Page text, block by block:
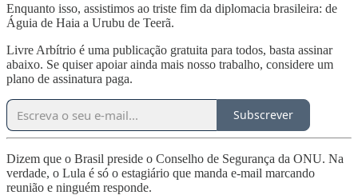
Enquanto isso, assistimos ao triste fim da diplomacia brasileira: de
Águia de Haia a Urubu de Teerã.
Livre Arbítrio é uma publicação gratuita para todos, basta assinar
abaixo. Se quiser apoiar ainda mais nosso trabalho, considere um
plano de assinatura paga.
Subscrever
Dizem que o Brasil preside o Conselho de Segurança da ONU. Na
verdade, o Lula é só o estagiário que manda e-mail marcando
reunião e ninguém responde.